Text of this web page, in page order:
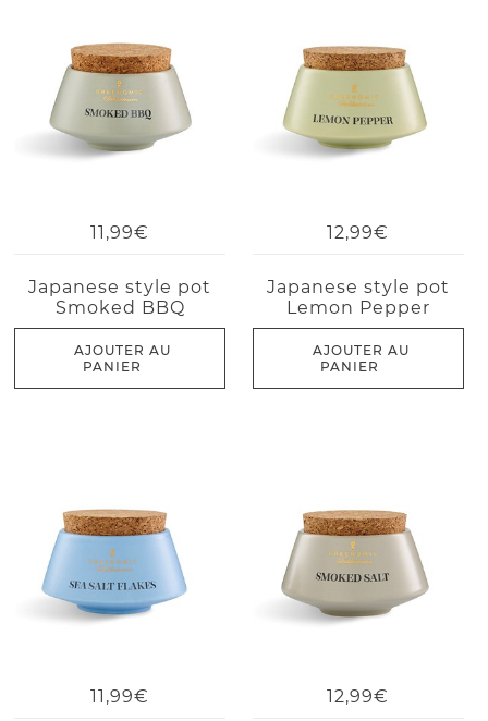
11,99€
Japanese style pot
Smoked BBQ
AJOUTER AU
PANIER
12,99€
Japanese style pot
Lemon Pepper
AJOUTER AU
PANIER
11,99€ 12,99€